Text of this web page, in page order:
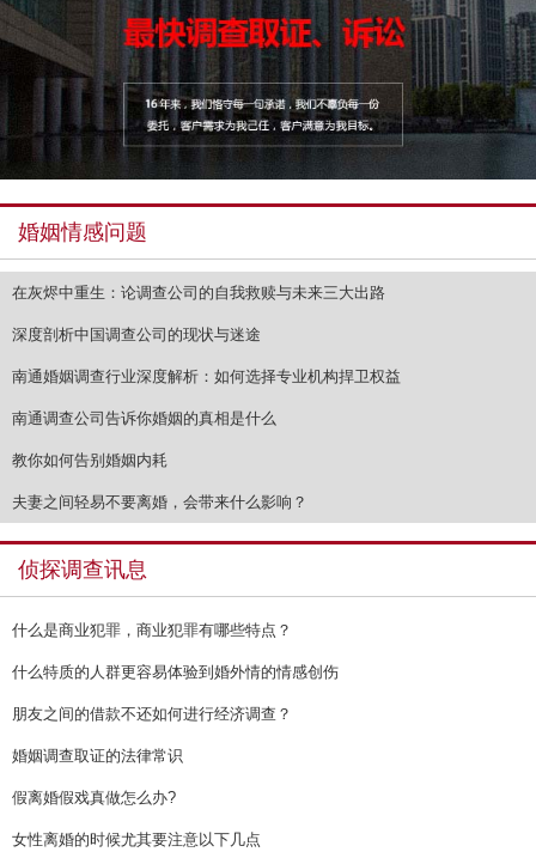
婚姻情感问题
在灰烬中重生：论调查公司的自我救赎与未来三大出路
深度剖析中国调查公司的现状与迷途
南通婚姻调查行业深度解析：如何选择专业机构捍卫权益
南通调查公司告诉你婚姻的真相是什么
教你如何告别婚姻内耗
夫妻之间轻易不要离婚，会带来什么影响？
侦探调查讯息
什么是商业犯罪，商业犯罪有哪些特点？
什么特质的人群更容易体验到婚外情的情感创伤
朋友之间的借款不还如何进行经济调查？
婚姻调查取证的法律常识
假离婚假戏真做怎么办?
女性离婚的时候尤其要注意以下几点